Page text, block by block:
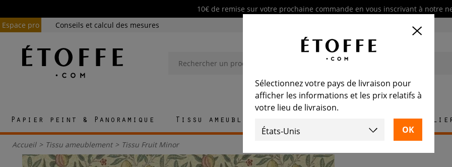
10€ de remise sur votre prochaine commande en vous inscrivant à notre
Espace pro
Conseils et calcul des mesures
Papier peint & Panoramique Tissu ameublement
Accueil > Tissu ameublement > Tissu Fruit Minor
Sélectionnez votre pays de livraison pour
afficher les informations et les prix relatifs à
votre lieu de livraison.